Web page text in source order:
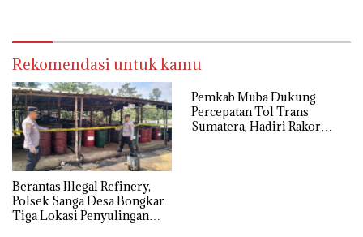
Rekomendasi untuk kamu
Berantas Illegal Refinery,
Polsek Sanga Desa Bongkar
Tiga Lokasi Penyulingan
Pemkab Muba Dukung
Percepatan Tol Trans
Sumatera, Hadiri Rakor